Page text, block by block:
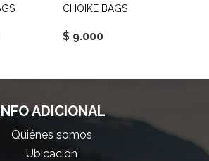
CHOIKE BAGS
$ 9.000
ADICIONAL
Quiénes somos
Ubicación